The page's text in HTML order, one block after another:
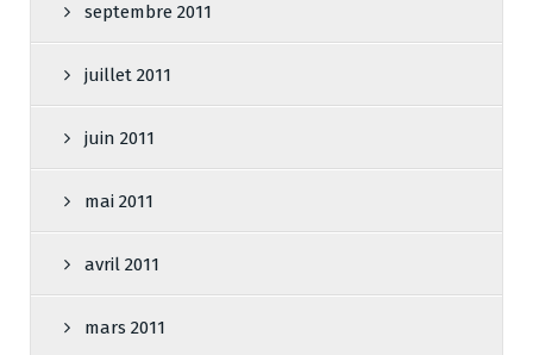
septembre 2011
juillet 2011
juin 2011
mai 2011
avril 2011
mars 2011